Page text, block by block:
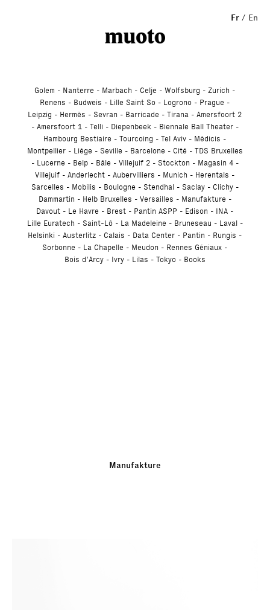
Manufakture
Fr En
Golem Nanterre Marbach Celje Wolfsburg
Zurich
Renens
Budweis Lille Saint So Logrono
Prague
Leipzig
Hermès Sevran Barricade Tirana
Amersfoort 2
Amersfoort 1
Telli Diepenbeek
Biennale Ball Theater
Hambourg Bestiaire
Tourcoing Tel Aviv
Médicis
Montpellier
Liège Seville Barcelone Cité
TDS Bruxelles
Lucerne
Belp Bâle Villejuif 2 Stockton
Magasin 4
Villejuif
Anderlecht Aubervilliers Munich
Herentals
Sarcelles
Mobilis Boulogne Stendhal Saclay
Clichy
Dammartin
Helb Bruxelles Versailles
Manufakture
Davout
Le Havre Brest Pantin ASPP Edison
INA
Lille Euratech
Saint-Lô La Madeleine Bruneseau
Laval
Helsinki
Austerlitz Calais Data Center Pantin
Rungis
Sorbonne
La Chapelle Meudon
Rennes Géniaux
Bois d’Arcy
Ivry Lilas Tokyo Books